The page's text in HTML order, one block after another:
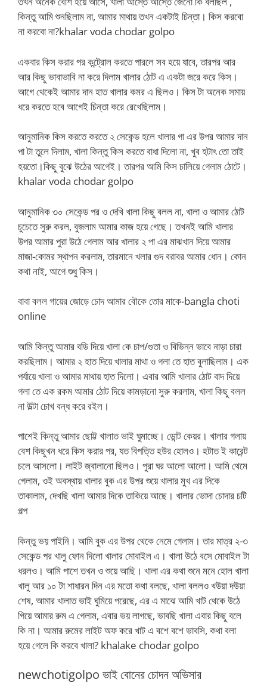
কিন্তু আমি শুনছিলাম না, আমার মাথায় তখন একটাই চিন্তা। কিস করবো
না করবো না?khalar voda chodar golpo
একবার কিস করার পর কন্ট্রোল করতে পারলে সব হয়ে যাবে, তারপর আর
আর কিছু ভাবাভাবি না করে দিলাম খালার ঠোট এ একটা জরে করে কিস।
আগে থেকেই আমার দান হাত খালার কমর এ ছিলও। কিস টা অনেক সমায়
ধরে করতে হবে আগেই চিন্তা করে রেখেছিলাম।
আনুমানিক কিস করতে করতে ২ সেকেন্ড হলে খালার গা এর উপর আমার দান
পা টা তুলে দিলাম, খালা কিন্তু কিস করতে বাধা দিলো না, খুব হটাৎ তো তাই
হয়তো।কিছু বুঝে উঠের আগেই। তারপর আমি কিস চালিয়ে গেলাম ঠোটে।
khalar voda chodar golpo
আনুমানিক ৩০ সেকেন্ড পর ও দেখি খালা কিছু বলল না, খালা ও আমার ঠোট
চুচেতে সুরু করল, বুজলাম আমার কাজ হয়ে গেছে। তখনই আমি খালার
উপর আমার পুরা উঠে গেলাম আর খালার ২ পা এর মাঝখান দিয়ে আমার
মাজা-কোমর স্থাপন করলাম, তারমানে খলার গুদ বরাবর আমার ধোন। কোন
কথা নাই, আগে শুধু কিস।
বাবা বলল গায়ের জোড়ে চোদ আমার বৌকে তোর মাকে-bangla choti
online
আমি কিন্তু আমার বডি দিয়ে খালা কে চাপ/গুতা ও বিভিন্ন ভাবে নাড়া চারা
করছিলাম। আমার ২ হাত দিয়ে খালার মাথা ও গলা তে হাত বুলাছিলাম। এক
পর্যায়ে খালা ও আমার মাথায় হাত দিলো। এবার আমি খালার ঠোট বাদ দিয়ে
গলা তে এক রকম আমার ঠোট দিয়ে কামড়ানো সুরু করলাম, খালা কিছু বলল
না উল্টা চোখ বন্ধ করে রইল।
পাশেই কিন্তু আমার ছোট্ট খালাত ভাই ঘুমাচ্ছে। ডোন্ট কেয়র। খালার গলায়
বেশ কিছুখন ধরে কিস করার পর, যত বিপত্তি হউর হোলও। হটাত ই কারেন্ট
চলে আসলো। লাইট জ্বালানো ছিলও। পুরা ঘর আলো আলো। আমি থেমে
গেলাম, ওই অবস্থায় খালার বুক এর উপর শুয়ে খালার মুখ এর দিকে
তাকালাম, দেখছি খালা আমার দিকে তাকিয়ে আছে। খালার ভোদা চোদার চটি
গল্প
কিন্তু ভয় পাইনি। আমি বুক এর উপর থেকে নেমে গেলাম। তার মাত্র ২-৩
সেকেন্ড পর খালু ফোন দিলো খালার মোবাইল এ। খালা উঠে বসে মোবাইল টা
ধরলও। আমি পাশে তখন ও শুয়ে আছি। খালা এর কথা শুনে মনে হোল খালা
খালু আর ১০ টা শাধারন দিন এর মতো কথা বলছে, খালা বললও খউয়া দউয়া
শেষ, আমার খালাত ভাই ঘুমিয়ে পরেছে, এর এ মাঝে আমি খাট থেকে উঠে
গিয়ে আমার রুম এ গেলাম, এবার ভয় লাগছে, ভাবছি খালা এবার কিছু বলে
কি না। আমার রুমের লাইট অফ করে খাট এ বশে বশে ভাবসি, কথা বলা
হয়ে গেলে কি করবে খালা? khalake chodar golpo
newchotigolpo ভাই বোনের চোদন অভিসার